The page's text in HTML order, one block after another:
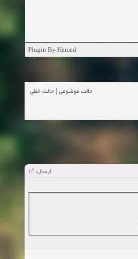
Plugin By Hamed
حالت موضوعی حالت خطی
ارسال: #1